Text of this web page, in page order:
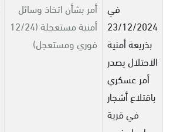
في
23/12/2024
بذريعة أمنية
الاحتلال يصدر
أمر عسكري
باقتلاع أشجار
في قرية
أمر بشأن اتخاذ وسائل
أمنية مستعجلة (12/24
فوري ومستعجل)